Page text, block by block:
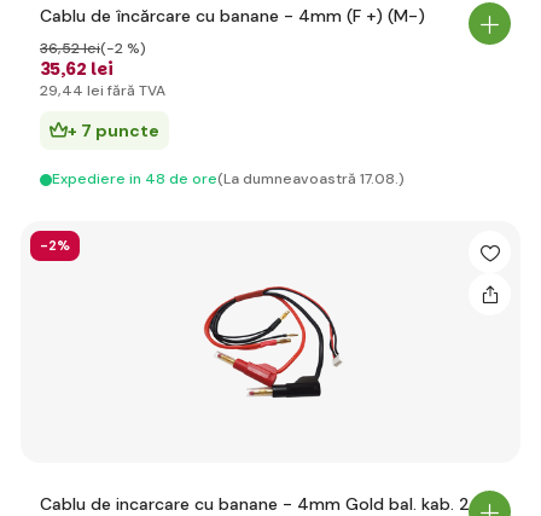
Cablu de încărcare cu banane - 4mm (F +) (M-)
35,62 lei
36,52 lei(-2 %)
29,44 lei fără TVA
+ 7 puncte
Expediere in 48 de ore(La dumneavoastră 17.08.)
-2%
Cablu de incarcare cu banane - 4mm Gold bal. kab. 2